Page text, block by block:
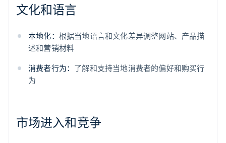
文化和语言
本地化： 根据当地语言和文化差异调整网站、产品描
述和营销材料
消费者行为： 了解和支持当地消费者的偏好和购买行
为
市场进入和竞争